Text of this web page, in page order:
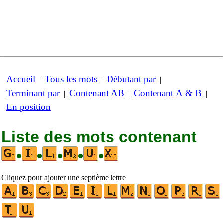
Accueil | Tous les mots | Débutant par|
Terminant par| Contenant AB | Contenant A & B |
En position
Liste des mots contenant
•
• • • •
Cliquez pour ajouter une septième lettre